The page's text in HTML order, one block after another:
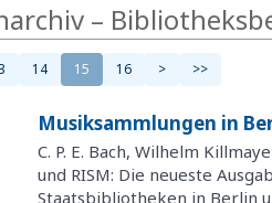
–
14 15 16 > >>
Musiksammlungen in
C. P. E. Bach, Wilhelm
und RISM: Die neueste
Staatsbibliotheken in Berlin